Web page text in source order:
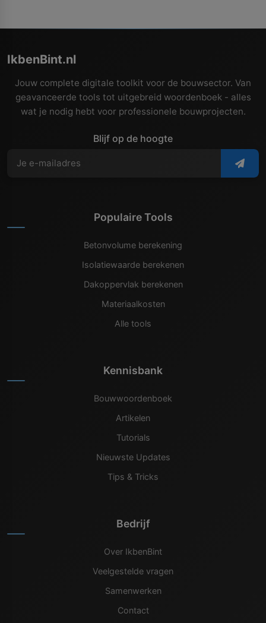
IkbenBint.nl
Jouw complete digitale toolkit voor de bouwsector. Van
geavanceerde tools tot uitgebreid woordenboek - alles
wat je nodig hebt voor professionele bouwprojecten.
Blijf op de hoogte
Populaire Tools
Betonvolume berekening
Isolatiewaarde berekenen
Dakoppervlak berekenen
Materiaalkosten
Alle tools
Kennisbank
Bouwwoordenboek
Artikelen
Tutorials
Nieuwste Updates
Tips & Tricks
Bedrijf
Over IkbenBint
Veelgestelde vragen
Samenwerken
Contact